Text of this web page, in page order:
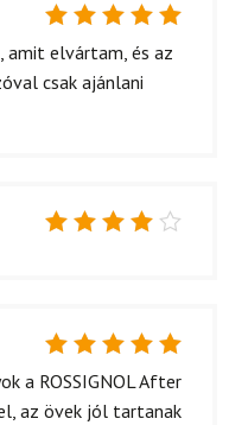
Értékelés:
amit elvártam, és az
csak ajánlani
Értékelés:
a ROSSIGNOL After
az övek jól tartanak